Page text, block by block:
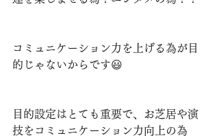
⁡コミュニケーション力を上げる為が目
的じゃないからです😃⁡
目的設定はとても重要で、お芝居や演
技をコミュニケーション力向上の為